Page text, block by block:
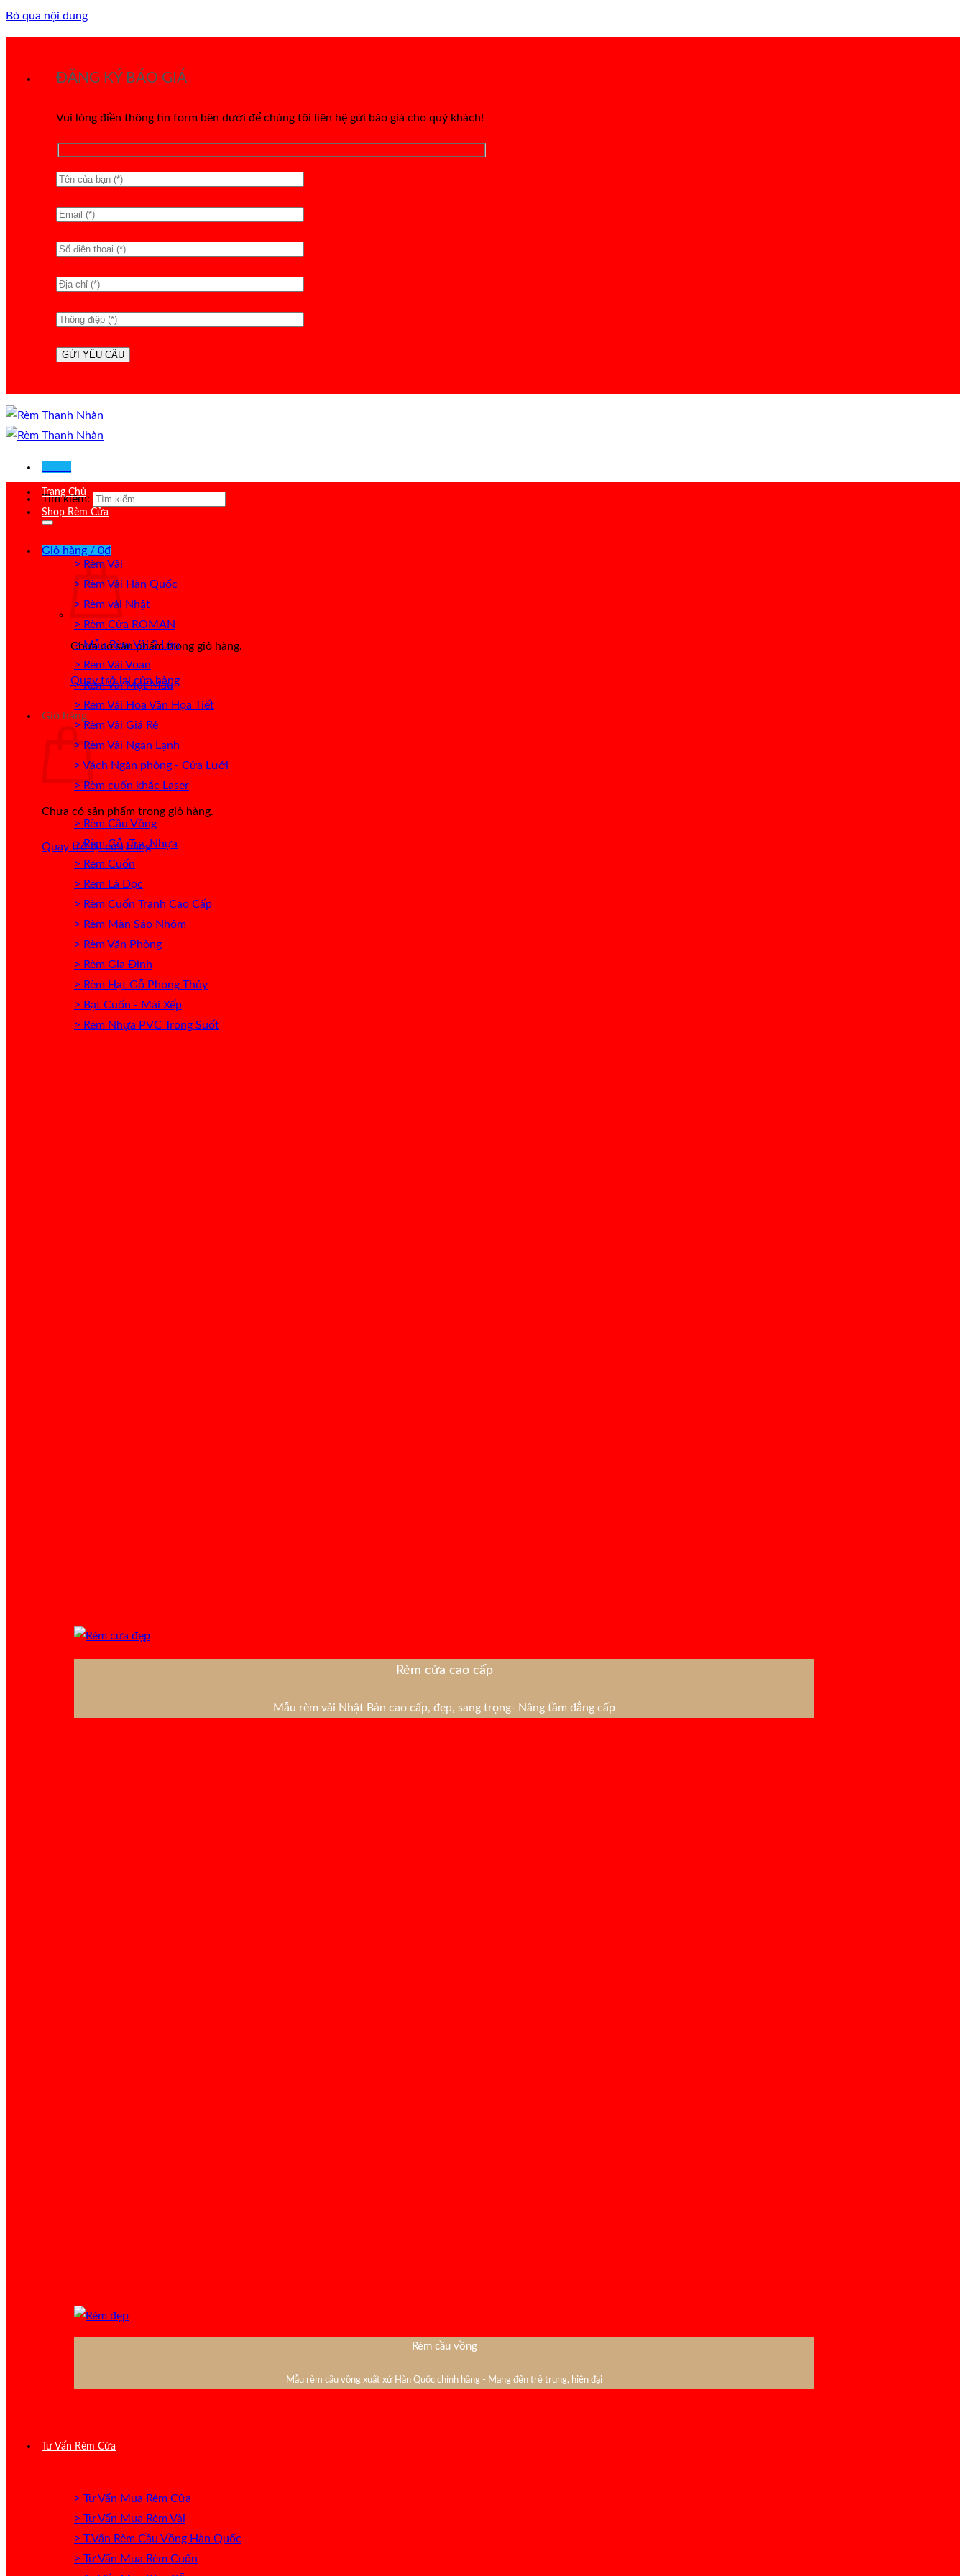
Bỏ qua nội dung
ĐĂNG KÝ BÁO GIÁ
Vui lòng điền thông tin form bên dưới để chúng tôi liên hệ gửi báo giá cho quý khách!
Tìm kiếm:
Giỏ hàng / 0₫
Chưa có sản phẩm trong giỏ hàng.
Quay trở lại cửa hàng
Giỏ hàng
Chưa có sản phẩm trong giỏ hàng.
Quay trở lại cửa hàng
Trang Chủ
Shop Rèm Cửa
> Rèm Vải
> Rèm Vải Hàn Quốc
> Rèm vải Nhật
> Rèm Cửa ROMAN
> Mẫu Rèm Vải 2 Lớp
> Rèm Vải Voan
> Rèm Vải Một Màu
> Rèm Vải Hoa Văn Họa Tiết
> Rèm Vải Giá Rẻ
> Rèm Vải Ngăn Lạnh
> Vách Ngăn phòng - Cửa Lưới
> Rèm cuốn khắc Laser
> Rèm Cầu Vồng
> Rèm Gỗ, Tre, Nhựa
> Rèm Cuốn
> Rèm Lá Dọc
> Rèm Cuốn Tranh Cao Cấp
> Rèm Màn Sáo Nhôm
> Rèm Văn Phòng
> Rèm Gia Đình
> Rèm Hạt Gỗ Phong Thủy
> Bạt Cuốn - Mái Xếp
> Rèm Nhựa PVC Trong Suốt
Rèm cửa cao cấp
Mẫu rèm vải Nhật Bản cao cấp, đẹp, sang trọng- Nâng tầm đẳng cấp
Rèm cầu vồng
Mẫu rèm cầu vồng xuất xứ Hàn Quốc chính hãng - Mang đến trẻ trung, hiện đại
Tư Vấn Rèm Cửa
> Tư Vấn Mua Rèm Cửa
> Tư Vấn Mua Rèm Vải
> T.Vấn Rèm Cầu Vồng Hàn Quốc
> Tư Vấn Mua Rèm Cuốn